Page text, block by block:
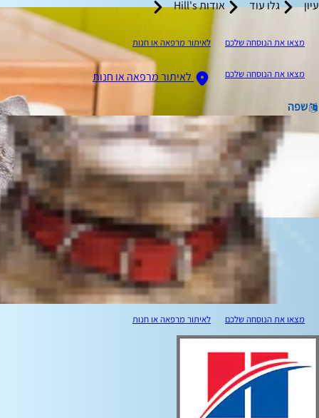
עיון גלו עוד אודות Hill's
מצאו את הנוסחה שלכם לאיתור מרפאה או חנות
מצאו את הנוסחה שלכם
לאיתור מרפאה או חנות
שפה
מצאו את הנוסחה שלכם לאיתור מרפאה או חנות